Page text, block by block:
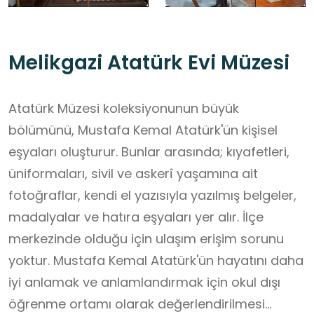
Melikgazi Atatürk Evi Müzesi
Atatürk Müzesi koleksiyonunun büyük
bölümünü, Mustafa Kemal Atatürk'ün kişisel
eşyaları oluşturur. Bunlar arasında; kıyafetleri,
üniformaları, sivil ve askerî yaşamına ait
fotoğraflar, kendi el yazısıyla yazılmış belgeler,
madalyalar ve hatıra eşyaları yer alır. İlçe
merkezinde olduğu için ulaşım erişim sorunu
yoktur. Mustafa Kemal Atatürk'ün hayatını daha
iyi anlamak ve anlamlandırmak için okul dışı
öğrenme ortamı olarak değerlendirilmesi